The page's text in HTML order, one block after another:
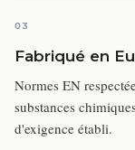
03
Fabriqué en
Normes EN
substances
d'exigence établi.